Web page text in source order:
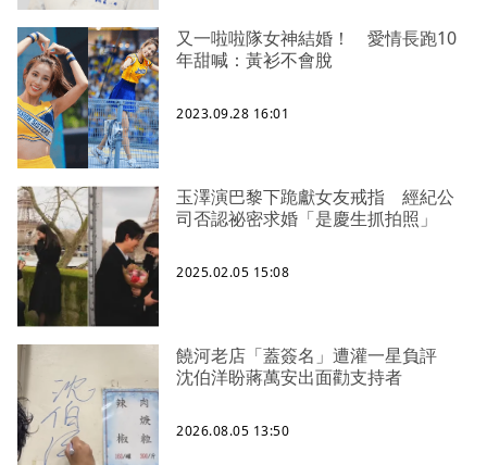
又一啦啦隊女神結婚！ 愛情長跑10
年甜喊：黃衫不會脫
2023.09.28 16:01
玉澤演巴黎下跪獻女友戒指 經紀公
司否認祕密求婚「是慶生抓拍照」
2025.02.05 15:08
饒河老店「蓋簽名」遭灌一星負評
沈伯洋盼蔣萬安出面勸支持者
2026.08.05 13:50